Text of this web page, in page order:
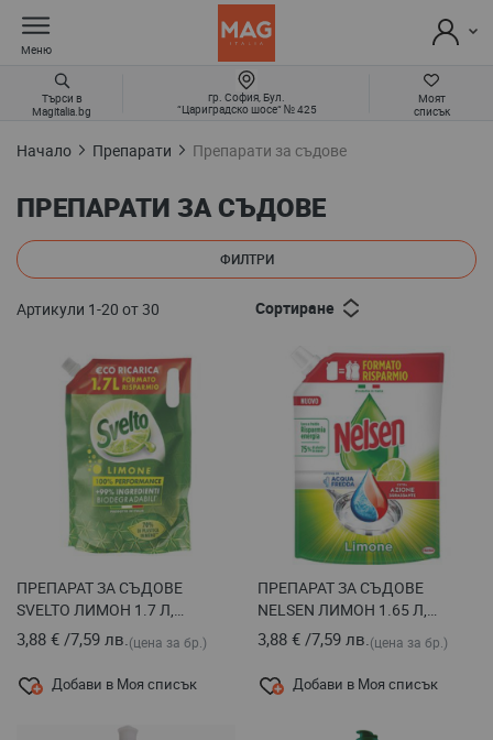
Меню
Търси в
Magitalia.bg
Моят
списък
гр. София, Бул.
“Цариградско шосе“ № 425
Начало Препарати Препарати за съдове
ПРЕПАРАТИ ЗА СЪДОВЕ
ФИЛТРИ
Артикули 1-20 от30 Сортиране
ПРЕПАРАТ ЗА СЪДОВЕ
SVELTO ЛИМОН 1.7 Л,
ПЪЛНИТЕЛ
3,88 € /7,59 лв.(цена за бр.)
Добави в Моя списък
ПРЕПАРАТ ЗА СЪДОВЕ
NELSEN ЛИМОН 1.65 Л,
ПЪЛНИТЕЛ
3,88 € /7,59 лв.(цена за бр.)
Добави в Моя списък